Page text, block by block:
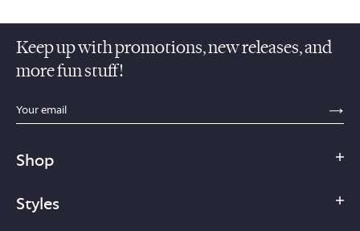
Keep up with promotions, new releases, and
more fun stuff!
sections.footer.email_field_ada_label
Shop
Styles